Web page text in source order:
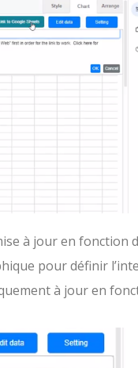
à jour en fonction
pour définir
à jour en